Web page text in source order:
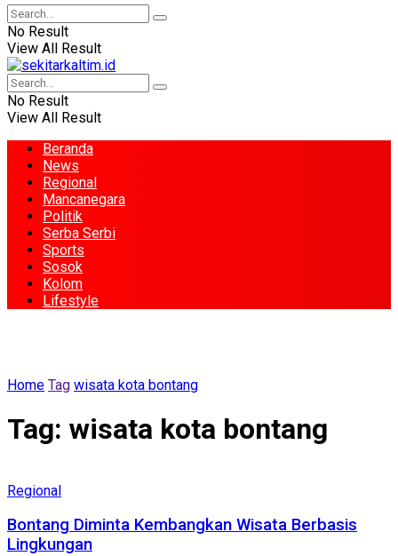
No Result
View All Result
No Result
View All Result
Beranda
News
Regional
Mancanegara
Politik
Serba Serbi
Sports
Sosok
Kolom
Lifestyle
Home Tag wisata kota bontang
Tag: wisata kota bontang
Regional
Bontang Diminta Kembangkan Wisata Berbasis
Lingkungan